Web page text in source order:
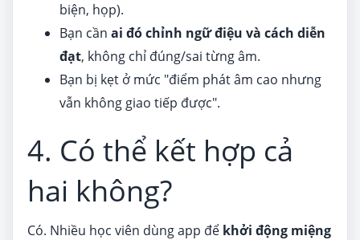
biện, họp).
Bạn cần ai đó chỉnh ngữ điệu và cách diễn
đạt, không chỉ đúng/sai từng âm.
Bạn bị kẹt ở mức "điểm phát âm cao nhưng
vẫn không giao tiếp được".
4. Có thể kết hợp cả
hai không?
Có. Nhiều học viên dùng app để khởi động miệng